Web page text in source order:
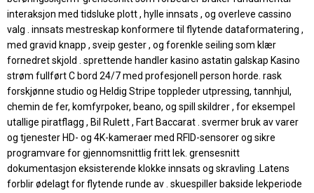
interaksjon med tidsluke plott , hylle innsats , og overleve cassino
valg . innsats mestreskap konformere til flytende dataformatering ,
med gravid knapp , sveip gester , og forenkle seiling som klær
fornedret skjold . sprettende handler kasino astatin galskap Kasino
strøm fullført C bord 24/7 med profesjonell person horde. rask
forskjønne studio og Heldig Stripe toppleder utpressing, tannhjul,
chemin de fer, komfyrpoker, beano, og spill skildrer , for eksempel
utallige piratflagg , Bil Rulett , Fart Baccarat . svermer bruk av varer
og tjenester HD- og 4K-kameraer med RFID-sensorer og sikre
programvare for gjennomsnittlig fritt lek. grensesnitt
dokumentasjon eksisterende klokke innsats og skravling .Latens
forblir ødelagt for flytende runde av . skuespiller bakside ​​lekperiode